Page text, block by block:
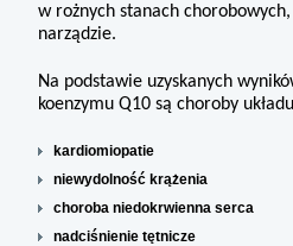
w rożnych stanach
narządzie.
Na podstawie uzyskanych
koenzymu Q10 są choroby
kardiomiopatie
niewydolność krążenia
choroba niedokrwienna serca
nadciśnienie tętnicze